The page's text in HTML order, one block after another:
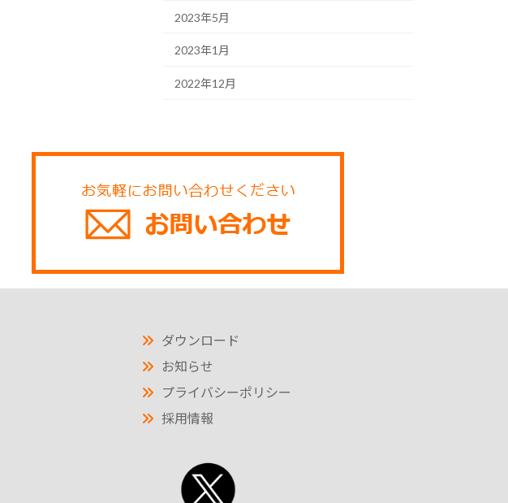
2023年5月
2023年1月
2022年12月
ダウンロード
お知らせ
プライバシーポリシー
採用情報